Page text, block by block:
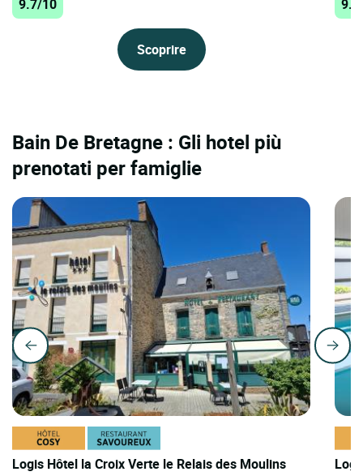
9.7/10
Scoprire
Bain De Bretagne : Gli hotel più
prenotati per famiglie
Logis Hôtel la Croix Verte le Relais des Moulins